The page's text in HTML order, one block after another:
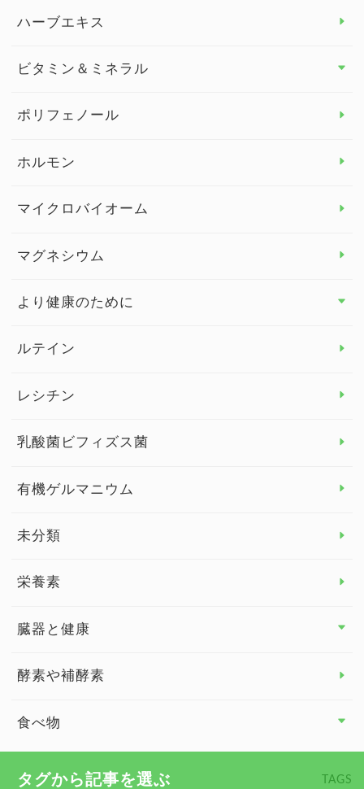
健康セミナー
ダイエット トップ
ハーブエキス
ビタミン＆ミネラル
ビタミン＆ミネラル トップ
ビタミンE
ポリフェノール
ホルモン
マイクロバイオーム
マグネシウム
より健康のために
より健康のために トップ
眼の健康
睡眠
ルテイン
レシチン
乳酸菌ビフィズス菌
有機ゲルマニウム
未分類
栄養素
臓器と健康
臓器と健康 トップ
慢性疲労
酵素や補酵素
食べ物
タグから記事を選ぶ TAGS